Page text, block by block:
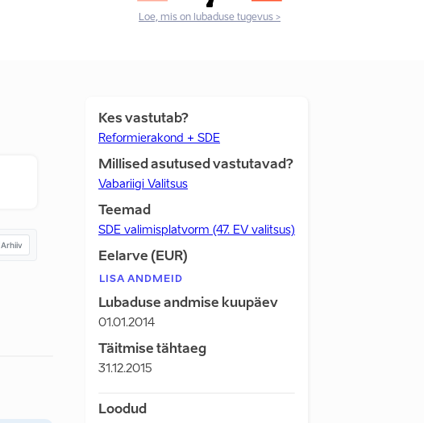
Loe, mis on lubaduse tugevus >
Arhiiv
Kes vastutab?
Reformierakond + SDE
Millised asutused vastutavad?
Vabariigi Valitsus
Teemad
SDE valimisplatvorm (47. EV valitsus)
Eelarve (EUR)
LISA ANDMEID
Lubaduse andmise kuupäev
01.01.2014
Täitmise tähtaeg
31.12.2015
Loodud